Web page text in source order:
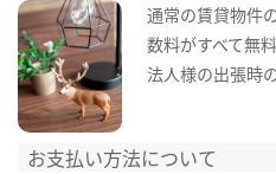
通常の賃貸物件
数料がすべて無
法人様の出張時
お支払い方法について